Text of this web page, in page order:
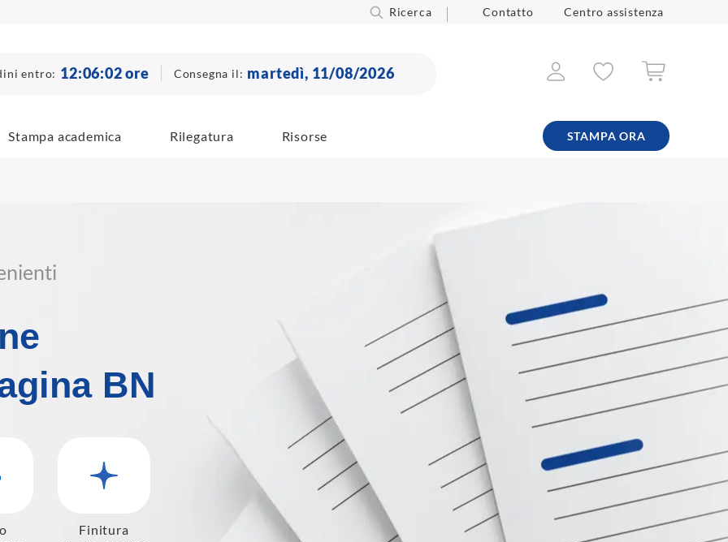
Ricerca Contatto Centro assistenza
entro: 12:06:01ore Consegna il: martedì, 11/08/2026
Stampa academica Rilegatura Risorse STAMPA ORA
BN
Finitura